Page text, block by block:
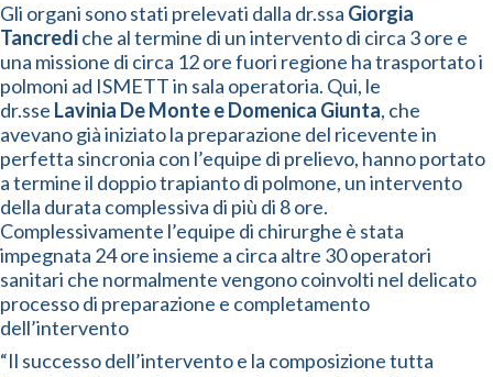
Gli organi sono stati prelevati dalla dr.ssa Giorgia
Tancrediche al termine di un intervento di circa 3 ore e
una missione di circa 12 ore fuori regione ha trasportato i
polmoni ad ISMETT in sala operatoria. Qui, le
dr.sse Lavinia De Monte e Domenica Giunta, che
avevano già iniziato la preparazione del ricevente in
perfetta sincronia con l’equipe di prelievo, hanno portato
a termine il doppio trapianto di polmone, un intervento
della durata complessiva di più di 8 ore.
Complessivamente l’equipe di chirurghe è stata
impegnata 24 ore insieme a circa altre 30 operatori
sanitari che normalmente vengono coinvolti nel delicato
processo di preparazione e completamento
dell’intervento
“Il successo dell’intervento e la composizione tutta